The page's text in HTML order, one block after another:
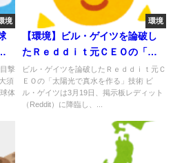
境
撃
須
体
環境
【環境】ビル・ゲイツを論破し
たＲｅｄｄｉｔ元ＣＥＯの「太
陽光で真水を作る」技術
ビル・ゲイツを論破したＲｅｄｄｉｔ元Ｃ
ＥＯの「太陽光で真水を作る」技術 ビ
ル・ゲイツは3月19日、掲示板レディット
（Reddit）に降臨し、...